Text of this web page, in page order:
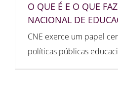
O QUE É E O QUE
NACIONAL DE
CNE exerce um papel
políticas públicas